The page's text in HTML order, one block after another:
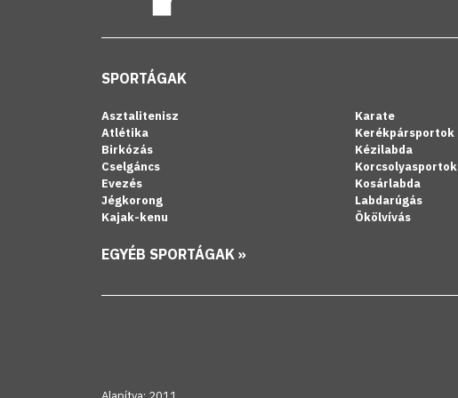
SPORTÁGAK
Asztalitenisz
Atlétika
Birkózás
Cselgáncs
Evezés
Jégkorong
Kajak-kenu
Karate
Kerékpársportok
Kézilabda
Korcsolyasportok
Kosárlabda
Labdarúgás
Ökölvívás
EGYÉB SPORTÁGAK »